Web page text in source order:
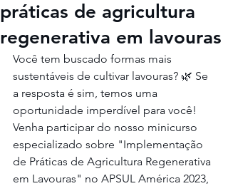
práticas de agricultura
regenerativa em lavouras
Você tem buscado formas mais
sustentáveis de cultivar lavouras? 🌿 Se
a resposta é sim, temos uma
oportunidade imperdível para você!
Venha participar do nosso minicurso
especializado sobre "Implementação
de Práticas de Agricultura Regenerativa
em Lavouras" no APSUL América 2023,